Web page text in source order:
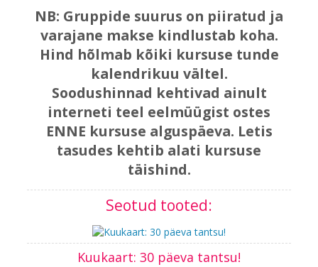
NB: Gruppide suurus on piiratud ja
varajane makse kindlustab koha.
Hind hõlmab kõiki kursuse tunde
kalendrikuu vältel.
Soodushinnad kehtivad ainult
interneti teel eelmüügist ostes
ENNE kursuse alguspäeva. Letis
tasudes kehtib alati kursuse
täishind.
Seotud tooted:
Kuukaart: 30 päeva tantsu!